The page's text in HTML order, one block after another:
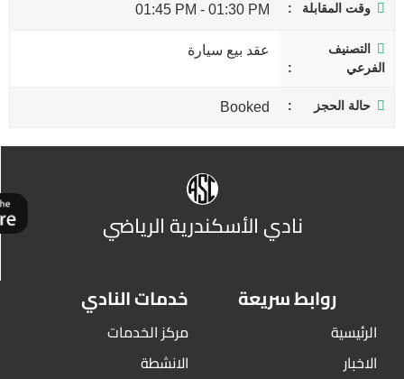
وقت المقابلة 01:30 PM
-
01:45 PM
التصنيف
الفرعي
عقد بيع سيارة
حالة الحجز Booked
نادي الأسكندرية الرياضي
روابط سريعة
الرئيسية
الاخبار
خدمات النادي
مركز الخدمات
الانشطة